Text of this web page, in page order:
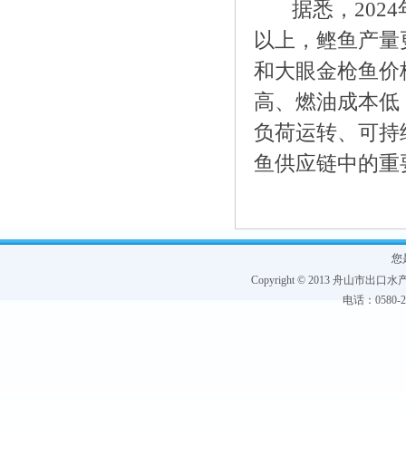
据悉，2024
以上，鲣鱼产
和大眼金枪鱼
高、燃油成本
负荷运转、可
鱼供应链中的
您
Copyright © 2013 舟山市出口水
电话：0580-